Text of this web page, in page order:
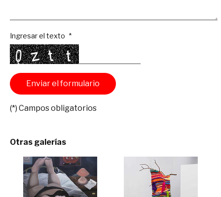
Ingresar el texto
(*) Campos obligatorios
Otras galerías